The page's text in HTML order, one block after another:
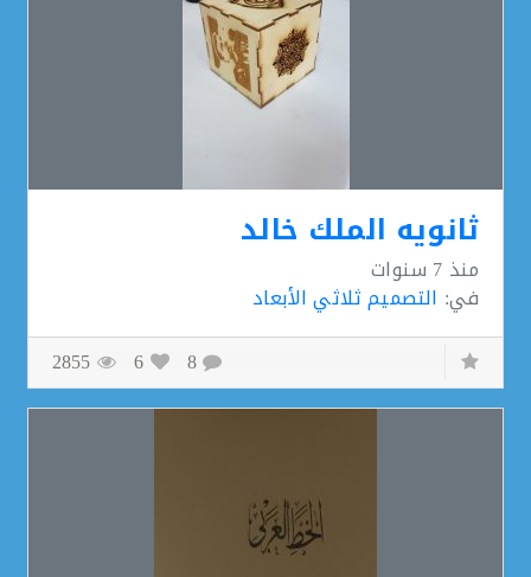
ثانويه الملك خالد
التصميم ثلاثي الأبعاد
6
2855